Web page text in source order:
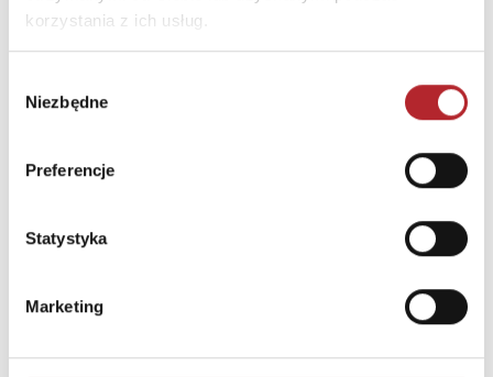
korzystania z ich usług.
zgody
Niezbędne
Preferencje
Statystyka
Marketing
Sug. cena det.